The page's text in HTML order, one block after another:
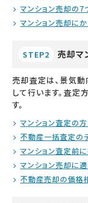
マンション売却の7
マンション売却に
STEP2 売却マ
売却査定は、景気
して行います。査定
す。
マンション査定の
不動産一括査定の
マンション査定前
マンション売却に適
不動産売却の価格